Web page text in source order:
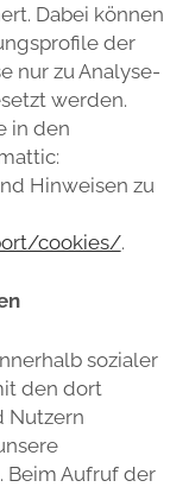
Dabei können
der
nur zu Analyse-
werden.
in den
Hinweisen zu
cookies/.
sozialer
den dort
Nutzern
Beim Aufruf der